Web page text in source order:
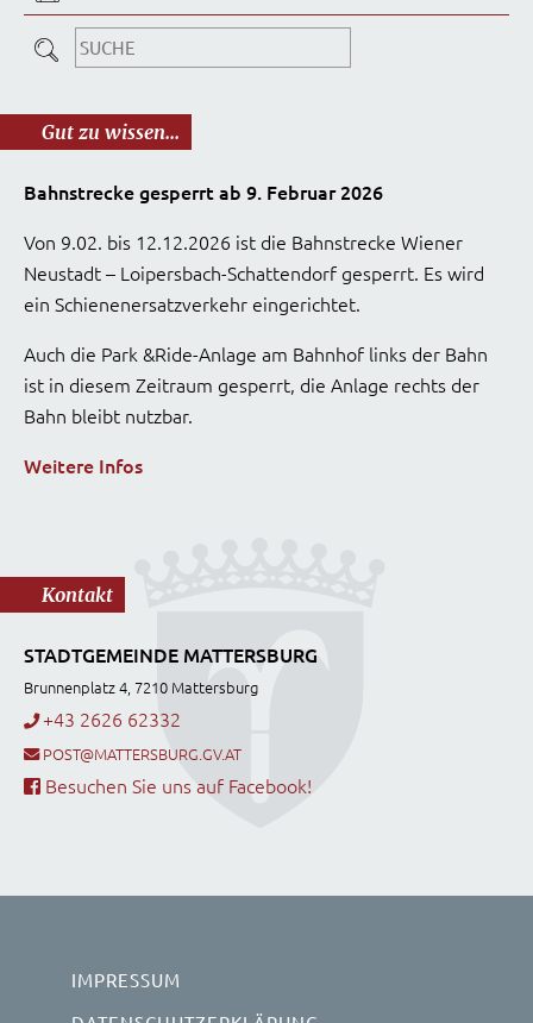
Gut zu wissen...
Bahnstrecke gesperrt ab 9. Februar 2026
Von 9.02. bis 12.12.2026 ist die Bahnstrecke Wiener
Neustadt – Loipersbach-Schattendorf gesperrt. Es wird
ein Schienenersatzverkehr eingerichtet.
Auch die Park &Ride-Anlage am Bahnhof links der Bahn
ist in diesem Zeitraum gesperrt, die Anlage rechts der
Bahn bleibt nutzbar.
Weitere Infos
Kontakt
STADTGEMEINDE MATTERSBURG
Brunnenplatz 4, 7210 Mattersburg
+43 2626 62332
POST@MATTERSBURG.GV.AT
Besuchen Sie uns auf Facebook!
IMPRESSUM